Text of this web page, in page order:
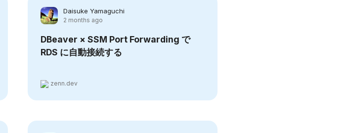
Daisuke Yamaguchi
2 months ago
DBeaver × SSM Port Forwarding で
RDS に自動接続する
zenn.dev